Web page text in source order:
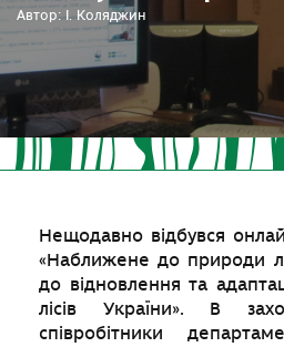
Автор: І. Коляджин
Нещодавно відбувся
«Наближене до природи
до відновлення та
лісів України». В
співробітники